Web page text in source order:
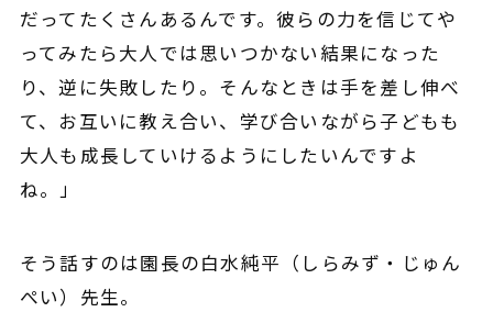
だってたくさんあるんです。彼らの力を信じてや
ってみたら大人では思いつかない結果になった
り、逆に失敗したり。そんなときは手を差し伸べ
て、お互いに教え合い、学び合いながら子どもも
大人も成長していけるようにしたいんですよ
ね。」
そう話すのは園長の白水純平（しらみず・じゅん
ぺい）先生。